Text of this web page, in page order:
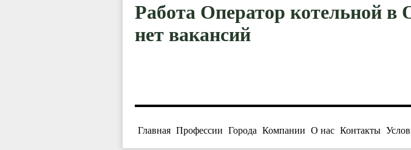
Работа Оператор котельной в
нет вакансий
Главная Профессии Города Компании О нас Контакты